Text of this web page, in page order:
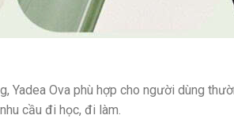
Yadea Ova phù hợp cho người dùng
cầu đi học, đi làm.